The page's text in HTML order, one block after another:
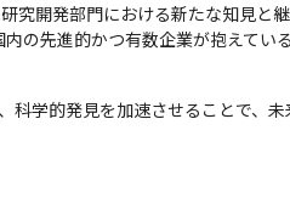
究開発部門における新たな知見と
の先進的かつ有数企業が抱えてい
学的発見を加速させることで、未